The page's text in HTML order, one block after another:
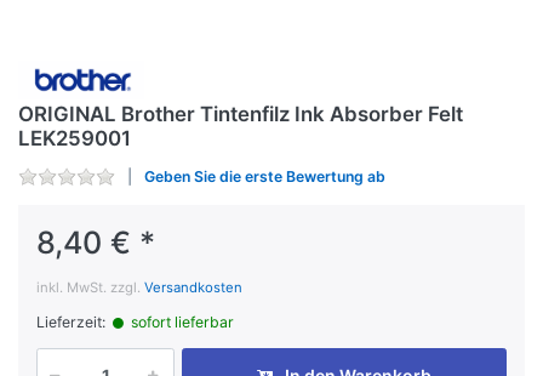
ORIGINAL Brother Tintenfilz Ink Absorber Felt
LEK259001
Geben Sie die erste Bewertung ab
8,40 € *
inkl. MwSt. zzgl. Versandkosten
Lieferzeit: sofort lieferbar